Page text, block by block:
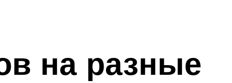
на разные